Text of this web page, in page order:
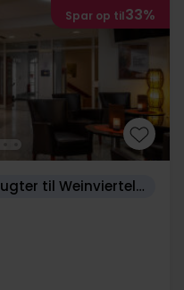
Spar op til33%
Cykel og vandreture: Udflugter til Weinviertel-regionen